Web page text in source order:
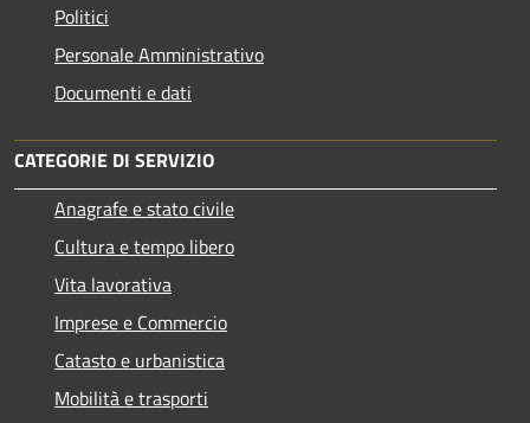
Politici
Personale Amministrativo
Documenti e dati
CATEGORIE DI SERVIZIO
Anagrafe e stato civile
Cultura e tempo libero
Vita lavorativa
Imprese e Commercio
Catasto e urbanistica
Mobilità e trasporti